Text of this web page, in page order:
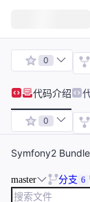
0
代码介绍
0
Symfony2
master 分支 6